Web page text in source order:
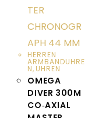
HERREN
ARMBANDUHRE
N, UHREN
OMEGA
DIVER 300M
CO‑AXIAL